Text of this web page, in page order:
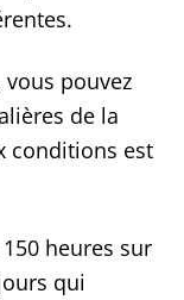
vous pouvez
de la
conditions est
heures sur
qui